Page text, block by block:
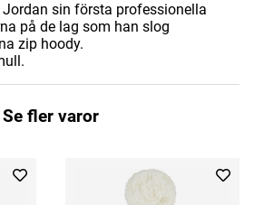
sin första professionella
på de lag som han slog
zip hoody.
Se fler varor